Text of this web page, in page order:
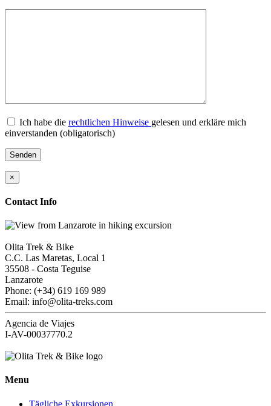
Ich habe die rechtlichen Hinweise gelesen und erkläre mich
einverstanden (obligatorisch)
×
Contact Info
Olita Trek & Bike
C.C. Las Maretas, Local 1
35508 - Costa Teguise
Lanzarote
Phone: (+34) 619 169 989
Email: info@olita-treks.com
Agencia de Viajes
I-AV-00037770.2
Menu
Tägliche Exkursionen